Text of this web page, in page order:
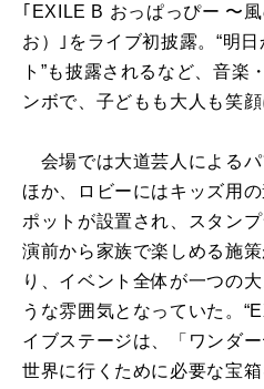
｢EXILE B おっぱっぴー 〜
お）｣をライブ初披露。“明
ト”も披露されるなど、音楽
ンボで、子どもも大人も笑顔
会場では大道芸人による
ほか、ロビーにはキッズ用
ポットが設置され、スタン
演前から家族で楽しめる施
り、イベント全体が一つの
うな雰囲気となっていた。
イブステージは、「ワンダ
世界に行くために必要な宝